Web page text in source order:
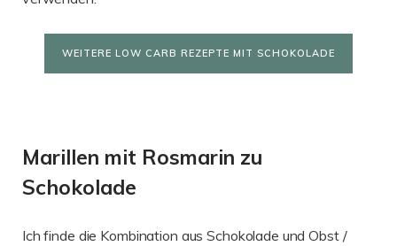
WEITERE LOW CARB REZEPTE MIT SCHOKOLADE
Marillen mit Rosmarin zu
Schokolade
Ich finde die Kombination aus Schokolade und Obst /